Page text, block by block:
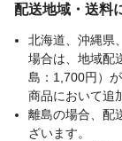
配送地域・送料
北海道、沖縄県
場合は、地域配
島：1,700円）
商品において追
離島の場合、配
ざいます。